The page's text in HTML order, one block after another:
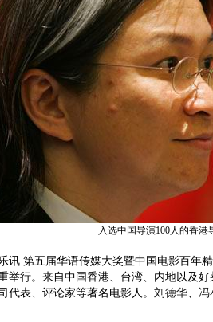
入选中国导演100人的香港
第五届华语传媒大奖暨中国电影百年精
举行。来自中国香港、台湾、内地以及
代表、评论家等著名电影人。 刘德华、 冯